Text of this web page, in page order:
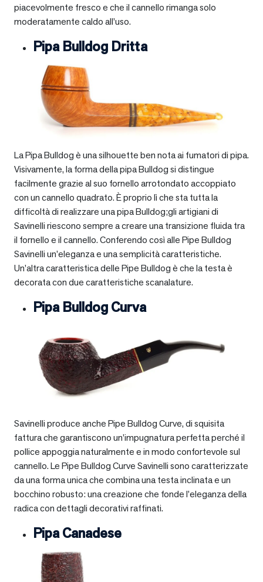
piacevolmente fresco e che il cannello rimanga solo
moderatamente caldo all’uso.
Pipa Bulldog Dritta
La Pipa Bulldog è una silhouette ben nota ai fumatori di pipa.
Visivamente, la forma della pipa Bulldog si distingue
facilmente grazie al suo fornello arrotondato accoppiato
con un cannello quadrato. È proprio lì che sta tutta la
difficoltà di realizzare una pipa Bulldog;gli artigiani di
Savinelli riescono sempre a creare una transizione fluida tra
il fornello e il cannello. Conferendo così alle Pipe Bulldog
Savinelli un’eleganza e una semplicità caratteristiche.
Un’altra caratteristica delle Pipe Bulldog è che la testa è
decorata con due caratteristiche scanalature.
Pipa Bulldog Curva
Savinelli produce anche Pipe Bulldog Curve, di squisita
fattura che garantiscono un’impugnatura perfetta perché il
pollice appoggia naturalmente e in modo confortevole sul
cannello. Le Pipe Bulldog Curve Savinelli sono caratterizzate
da una forma unica che combina una testa inclinata e un
bocchino robusto: una creazione che fonde l’eleganza della
radica con dettagli decorativi raffinati.
Pipa Canadese